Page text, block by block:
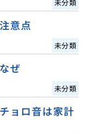
未分類
意点
未分類
ぜ
未分類
ョロ音は家計